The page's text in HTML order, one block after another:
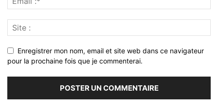
Enregistrer mon nom, email et site web dans ce navigateur
pour la prochaine fois que je commenterai.